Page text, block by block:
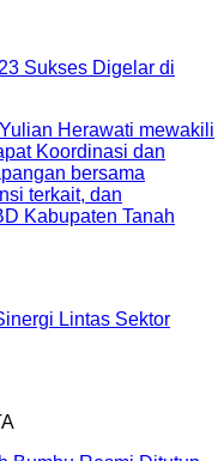
Sukses Digelar di
Lintas Sektor